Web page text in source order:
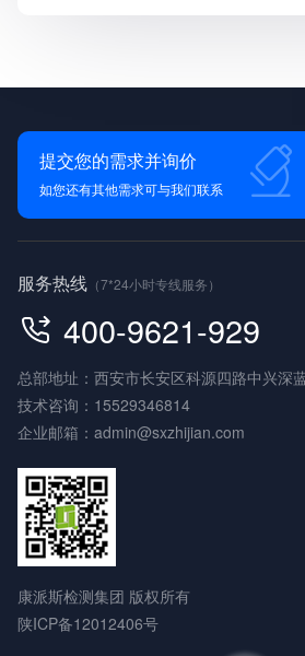
提交您的需求并询价
如您还有其他需求可与我们联系
服务热线 （7*24小时专线服务）
400-9621-929
总部地址：西安市长安区科源四路中兴深
技术咨询： 15529346814
企业邮箱： admin@sxzhijian.com
康派斯检测集团 版权所有
陕ICP备12012406号